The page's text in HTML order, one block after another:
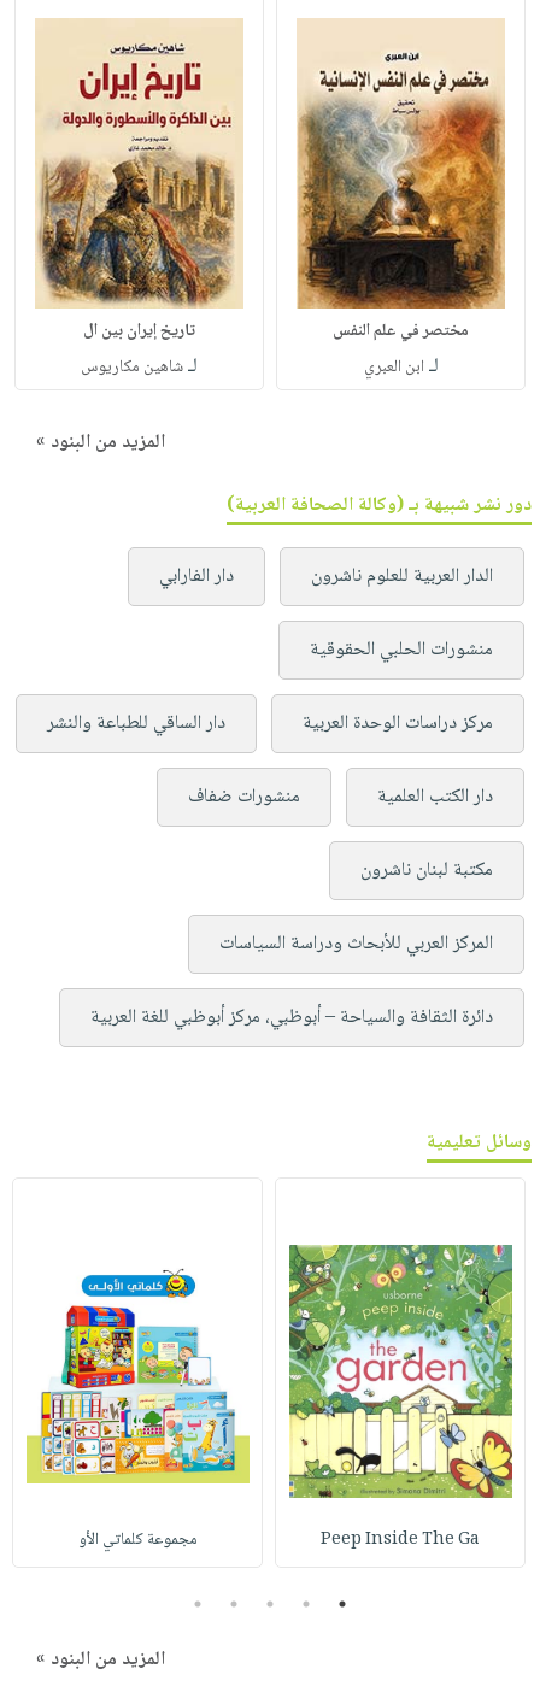
مختصر في علم النفس
لـ ابن العبري
تاريخ إيران بين ال
لـشاهين مكاريوس
المزيد من البنود »
دور نشر شبيهة بـ (وكالة الصحافة العربية)
الدار العربية للعلوم ناشرون دار الفارابي
منشورات الحلبي الحقوقية
مركز دراسات الوحدة العربية دار الساقي للطباعة والنشر
دار الكتب العلمية منشورات ضفاف
مكتبة لبنان ناشرون
المركز العربي للأبحاث ودراسة السياسات
دائرة الثقافة والسياحة – أبوظبي، مركز أبوظبي للغة العربية
وسائل تعليمية
Peep Inside The Ga مجموعة كلماتي الأو
1
2
3
4
5
المزيد من البنود »